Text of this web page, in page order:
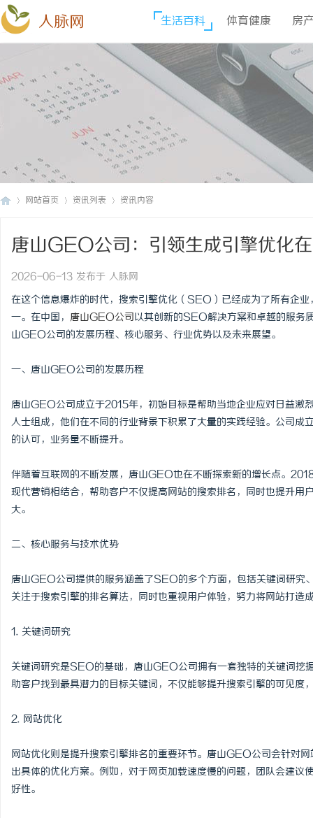
人脉网 生活百科 体育健康 房
网站首页 资讯列表 资讯内容
唐山GEO公司：引领生成引擎优化
2026-06-13 发布于 人脉网
在这个信息爆炸的时代，搜索引擎优化（SEO）已经成为了所有企
一。在中国， 唐山GEO公司以其创新的SEO解决方案和卓越的服务
山GEO公司的发展历程、核心服务、行业优势以及未来展望。
一、唐山GEO公司的发展历程
唐山GEO公司成立于2015年，初始目标是帮助当地企业应对日益激
人士组成，他们在不同的行业背景下积累了大量的实践经验。公司
的认可，业务量不断提升。
伴随着互联网的不断发展，唐山GEO也在不断探索新的增长点。
现代营销相结合，帮助客户不仅提高网站的搜索排名，同时也提升
大。
二、核心服务与技术优势
唐山GEO公司提供的服务涵盖了SEO的多个方面，包括关键词研究
关注于搜索引擎的排名算法，同时也重视用户体验，努力将网站打造
1. 关键词研究
关键词研究是SEO的基础，唐山GEO公司拥有一套独特的关键词挖
助客户找到最具潜力的目标关键词，不仅能够提升搜索引擎的可见度
2. 网站优化
网站优化则是提升搜索引擎排名的重要环节。唐山GEO公司会针对
出具体的优化方案。例如，对于网页加载速度慢的问题，团队会建
好性。